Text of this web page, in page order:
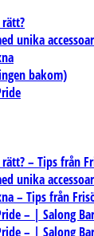
unika
bakom)
– Tips från
unika
– Tips från
– | Salong
– | Salong